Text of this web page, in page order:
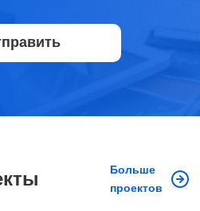
Больше
проектов